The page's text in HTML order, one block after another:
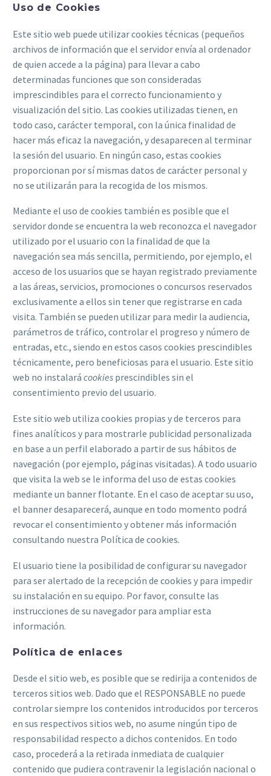
Uso de Cookies
Este sitio web puede utilizar cookies técnicas (pequeños
archivos de información que el servidor envía al ordenador
de quien accede a la página) para llevar a cabo
determinadas funciones que son consideradas
imprescindibles para el correcto funcionamiento y
visualización del sitio. Las cookies utilizadas tienen, en
todo caso, carácter temporal, con la única finalidad de
hacer más eficaz la navegación, y desaparecen al terminar
la sesión del usuario. En ningún caso, estas cookies
proporcionan por sí mismas datos de carácter personal y
no se utilizarán para la recogida de los mismos.
Mediante el uso de cookies también es posible que el
servidor donde se encuentra la web reconozca el navegador
utilizado por el usuario con la finalidad de que la
navegación sea más sencilla, permitiendo, por ejemplo, el
acceso de los usuarios que se hayan registrado previamente
a las áreas, servicios, promociones o concursos reservados
exclusivamente a ellos sin tener que registrarse en cada
visita. También se pueden utilizar para medir la audiencia,
parámetros de tráfico, controlar el progreso y número de
entradas, etc., siendo en estos casos cookies prescindibles
técnicamente, pero beneficiosas para el usuario. Este sitio
web no instalará cookies prescindibles sin el
consentimiento previo del usuario.
Este sitio web utiliza cookies propias y de terceros para
fines analíticos y para mostrarle publicidad personalizada
en base a un perfil elaborado a partir de sus hábitos de
navegación (por ejemplo, páginas visitadas). A todo usuario
que visita la web se le informa del uso de estas cookies
mediante un banner flotante. En el caso de aceptar su uso,
el banner desaparecerá, aunque en todo momento podrá
revocar el consentimiento y obtener más información
consultando nuestra Política de cookies.
El usuario tiene la posibilidad de configurar su navegador
para ser alertado de la recepción de cookies y para impedir
su instalación en su equipo. Por favor, consulte las
instrucciones de su navegador para ampliar esta
información.
Política de enlaces
Desde el sitio web, es posible que se redirija a contenidos de
terceros sitios web. Dado que el RESPONSABLE no puede
controlar siempre los contenidos introducidos por terceros
en sus respectivos sitios web, no asume ningún tipo de
responsabilidad respecto a dichos contenidos. En todo
caso, procederá a la retirada inmediata de cualquier
contenido que pudiera contravenir la legislación nacional o